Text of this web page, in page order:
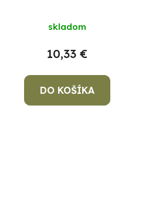
skladom
10,33 €
DO KOŠÍKA